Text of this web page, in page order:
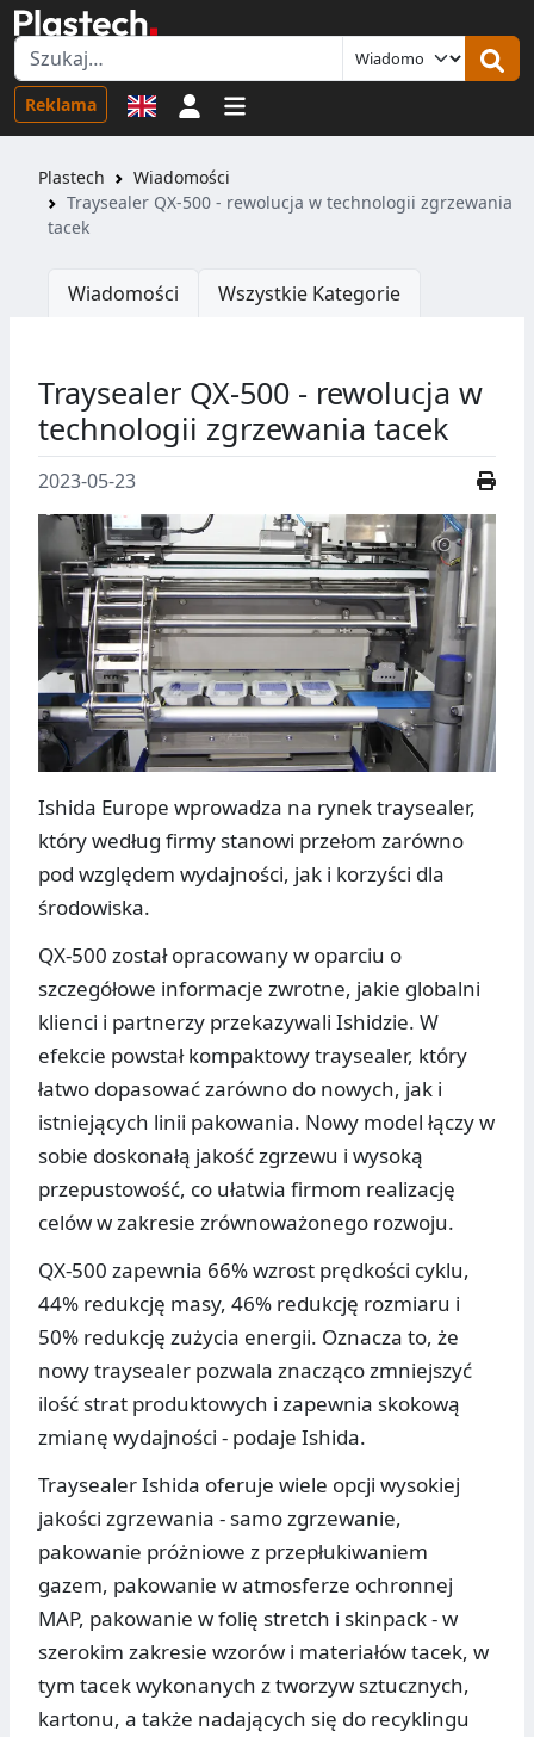
Reklama Logowanie
Plastech
Wiadomości
Traysealer QX-500 - rewolucja w technologii zgrzewania
tacek
Wiadomości Wszystkie Kategorie
Traysealer QX-500 - rewolucja w
technologii zgrzewania tacek
2023-05-23
Ishida Europe wprowadza na rynek traysealer,
który według firmy stanowi przełom zarówno
pod względem wydajności, jak i korzyści dla
środowiska.
QX-500 został opracowany w oparciu o
szczegółowe informacje zwrotne, jakie globalni
klienci i partnerzy przekazywali Ishidzie. W
efekcie powstał kompaktowy traysealer, który
łatwo dopasować zarówno do nowych, jak i
istniejących linii pakowania. Nowy model łączy w
sobie doskonałą jakość zgrzewu i wysoką
przepustowość, co ułatwia firmom realizację
celów w zakresie zrównoważonego rozwoju.
QX-500 zapewnia 66% wzrost prędkości cyklu,
44% redukcję masy, 46% redukcję rozmiaru i
50% redukcję zużycia energii. Oznacza to, że
nowy traysealer pozwala znacząco zmniejszyć
ilość strat produktowych i zapewnia skokową
zmianę wydajności - podaje Ishida.
Traysealer Ishida oferuje wiele opcji wysokiej
jakości zgrzewania - samo zgrzewanie,
pakowanie próżniowe z przepłukiwaniem
gazem, pakowanie w atmosferze ochronnej
MAP, pakowanie w folię stretch i skinpack - w
szerokim zakresie wzorów i materiałów tacek, w
tym tacek wykonanych z tworzyw sztucznych,
kartonu, a także nadających się do recyklingu